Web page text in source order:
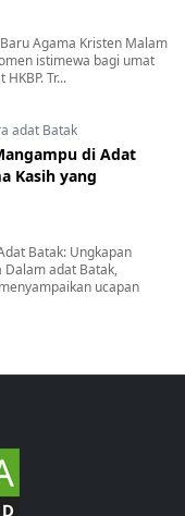
Agama Kristen Malam
istimewa bagi umat
Tr...
adat Batak
di Adat
Kasih yang
Batak: Ungkapan
Dalam adat Batak,
ucapan